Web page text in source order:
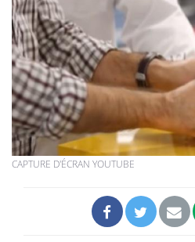
CAPTURE D'ÉCRAN YOUTUBE